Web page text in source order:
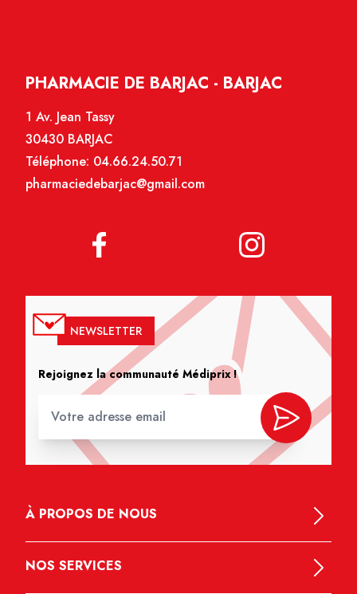
PHARMACIE DE BARJAC - BARJAC
1 Av. Jean Tassy
30430 BARJAC
Téléphone: 04.66.24.50.71
pharmaciedebarjac@gmail.com
NEWSLETTER
Rejoignez la communauté Médiprix !
À PROPOS DE NOUS
NOS SERVICES